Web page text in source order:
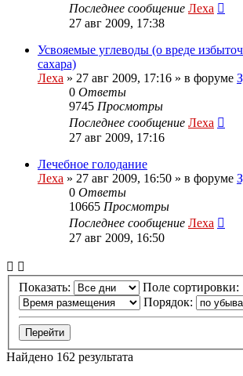
Последнее сообщение Леха
27 авг 2009, 17:38
Усвояемые углеводы (о вреде
сахара)
Леха » 27 авг 2009, 17:16 » в форуме
0 Ответы
9745 Просмотры
Последнее сообщение Леха
27 авг 2009, 17:16
Лечебное голодание
Леха » 27 авг 2009, 16:50 » в форуме
0 Ответы
10665 Просмотры
Последнее сообщение Леха
27 авг 2009, 16:50
Показать:
Поле сортировки:
Порядок:
Найдено 162 результата